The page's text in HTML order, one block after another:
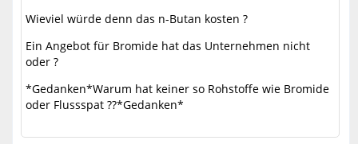
Wieviel würde denn das n-Butan kosten ?
Ein Angebot für Bromide hat das Unternehmen nicht
oder ?
*Gedanken*Warum hat keiner so Rohstoffe wie Bromide
oder Flussspat ??*Gedanken*